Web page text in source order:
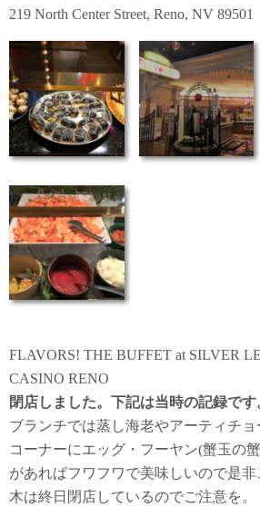
219 North Center Street, Reno, NV 89501
FLAVORS! THE BUFFET at SILVER
CASINO RENO
閉店しました。下記は当時の記録です
ブランチでは蒸し海老やアーティチ
コーナーにエッグ・フーヤン(蟹玉の
があればフワフワで美味しいので是
木は終日閉店しているのでご注意を。